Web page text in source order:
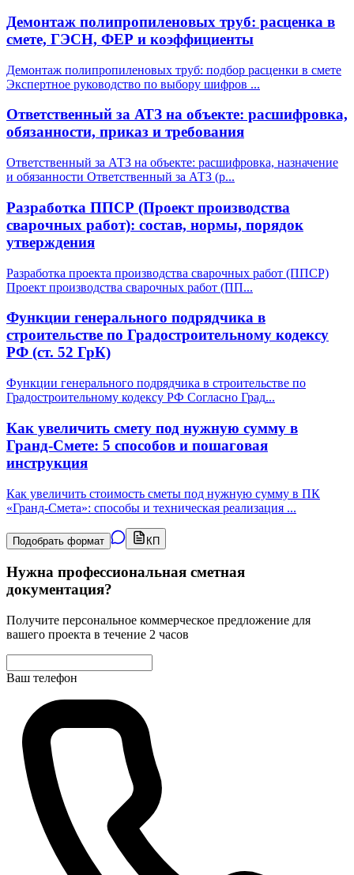
Демонтаж полипропиленовых труб: расценка в
смете, ГЭСН, ФЕР и коэффициенты
Демонтаж полипропиленовых труб: подбор расценки в смете
Экспертное руководство по выбору шифров ...
Ответственный за АТЗ на объекте: расшифровка,
обязанности, приказ и требования
Ответственный за АТЗ на объекте: расшифровка, назначение
и обязанности Ответственный за АТЗ (р...
Разработка ППСР (Проект производства
сварочных работ): состав, нормы, порядок
утверждения
Разработка проекта производства сварочных работ (ППСР)
Проект производства сварочных работ (ПП...
Функции генерального подрядчика в
строительстве по Градостроительному кодексу
РФ (ст. 52 ГрК)
Функции генерального подрядчика в строительстве по
Градостроительному кодексу РФ Согласно Град...
Как увеличить смету под нужную сумму в
Гранд-Смете: 5 способов и пошаговая
инструкция
Как увеличить стоимость сметы под нужную сумму в ПК
«Гранд-Смета»: способы и техническая реализация ...
Подобрать формат КП
Нужна профессиональная сметная
документация?
Получите персональное коммерческое предложение для
вашего проекта в течение 2 часов
Ваш телефон